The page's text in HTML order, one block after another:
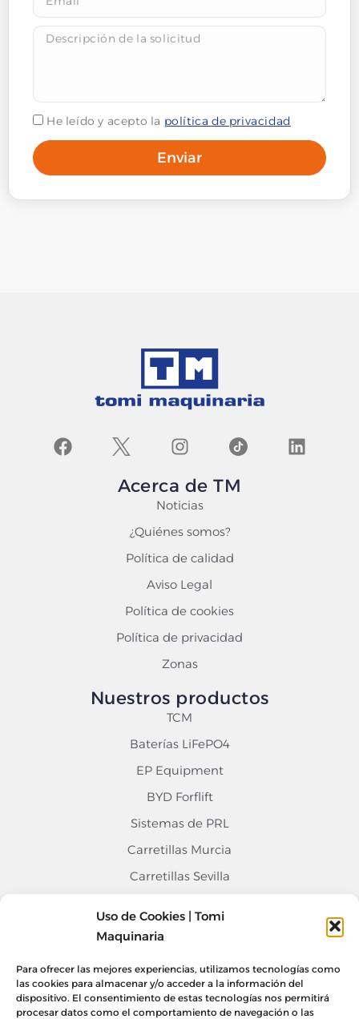
Uso de Cookies | Tomi
Maquinaria
Para ofrecer las mejores experiencias, utilizamos tecnologías como
las cookies para almacenar y/o acceder a la información del
dispositivo. El consentimiento de estas tecnologías nos permitirá
procesar datos como el comportamiento de navegación o las
He leído y acepto la política de privacidad
Enviar
Acerca de TM
Noticias
¿Quiénes somos?
Política de calidad
Aviso Legal
Política de cookies
Política de privacidad
Zonas
Nuestros productos
TCM
Baterías LiFePO4
EP Equipment
BYD Forflift
Sistemas de PRL
Carretillas Murcia
Carretillas Sevilla
Contacto
info@tomimaquinaria.com
Nuestro Equipo